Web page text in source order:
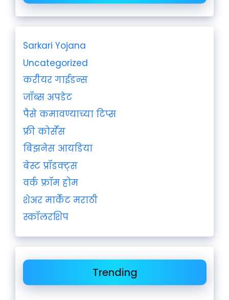
Sarkari Yojana
Uncategorized
करीयर गाईडन्स
जॉब्स अपडेट
पैसे कमावण्याच्या टिप्स
फ्री कोर्सेस
बिझनेस आयडिया
बेस्ट प्रॉडक्ट्स
वर्क फ्रॉम होम
शेअर मार्केट मराठी
स्कॉलरशिप
Trending